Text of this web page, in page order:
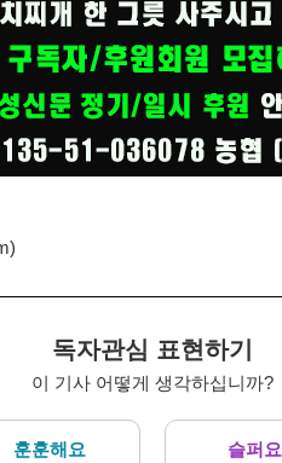
독자관심 표현하기
이 기사 어떻게 생각하십니까?
훈훈해요 슬퍼요